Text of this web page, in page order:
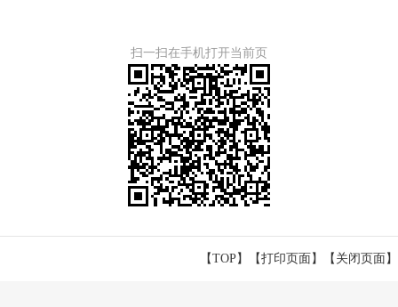
扫一扫在手机打开当前页
【TOP】 【打印页面】【 关闭页面】